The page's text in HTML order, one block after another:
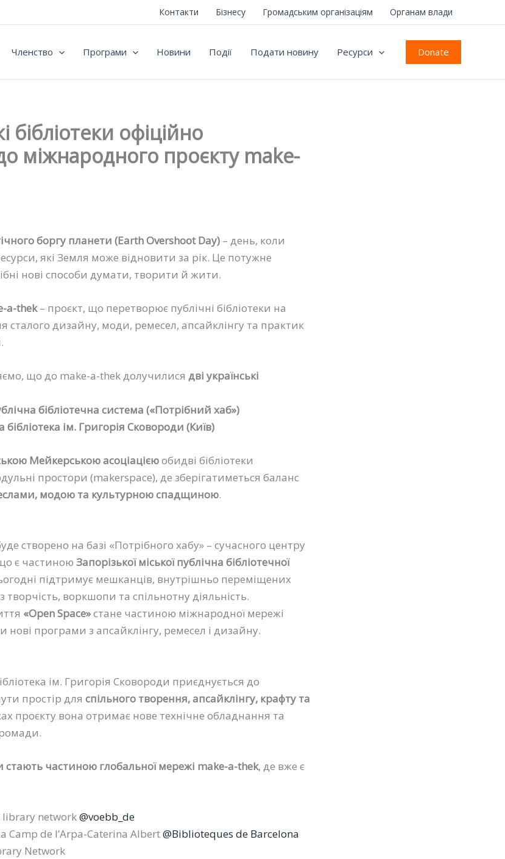
Контакти Бізнесу Громадським організаціям Органам влади
Членство Програми Новини Події Подати новину Ресурси Donate
бібліотеки офіційно
міжнародного проєкту make-
боргу планети (Earth Overshoot Day) – день, коли
які Земля може відновити за рік. Це потужне
нові способи думати, творити й жити.
a-thek– проєкт, що перетворює публічні бібліотеки на
сталого дизайну, моди, ремесел, апсайклінгу та практик
що до make-a-thek долучилисядві українські
бібліотечна система («Потрібний хаб»)
ім. Григорія Сковороди (Київ)
Мейкерською асоціацієюобидві бібліотеки
простори (makerspace), де зберігатиметься баланс
модою та культурною спадщиною.
створено на базі «Потрібного хабу» – сучасного центру
є частиною Запорізької міської публічна бібліотечної
підтримує мешканців, внутрішньо переміщених
творчість, воркшопи та спільнотну діяльність.
«Open Space»стане частиною міжнародної мережі
програми з апсайклінгу, ремесел і дизайну.
ім. Григорія Сковороди приєднується до
простір для спільного творення, апсайклінгу, крафту та
проєкту вона отримає нове технічне обладнання та
стають частиною глобальної мережі make-a-thek, де вже є
library network@voebb_de
Camp de l’Arpa-Caterina Albert@Biblioteques de Barcelona
Network